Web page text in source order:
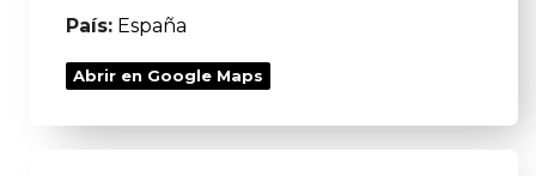
País: España
Abrir en Google Maps